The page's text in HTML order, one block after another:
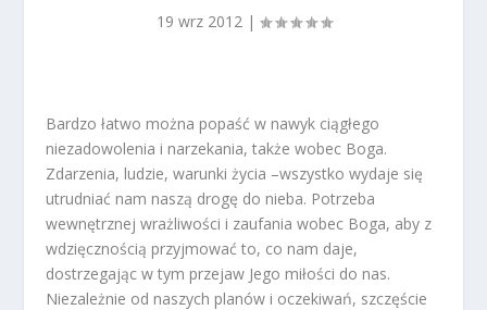
19 wrz 2012|
Bardzo łatwo można popaść w nawyk ciągłego
niezadowolenia i narzekania, także wobec Boga.
Zdarzenia, ludzie, warunki życia –wszystko wydaje się
utrudniać nam naszą drogę do nieba. Potrzeba
wewnętrznej wrażliwości i zaufania wobec Boga, aby z
wdzięcznością przyjmować to, co nam daje,
dostrzegając w tym przejaw Jego miłości do nas.
Niezależnie od naszych planów i oczekiwań, szczęście